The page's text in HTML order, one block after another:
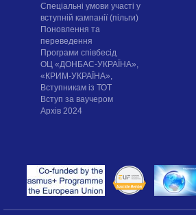
Спеціальні умови участі у
вступній кампанії (пільги)
Поновлення та
переведення
Програми співбесід
ОЦ «ДОНБАС-УКРАЇНА»,
«КРИМ-УКРАЇНА»,
Вступникам із ТОТ
Вступ за ваучером
Архів 2024